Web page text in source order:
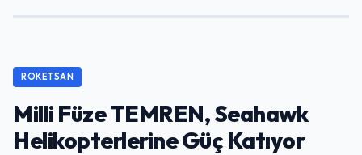
ROKETSAN
Milli Füze TEMREN, Seahawk
Helikopterlerine Güç Katıyor